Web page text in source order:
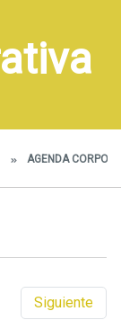
AGENDA
Siguiente